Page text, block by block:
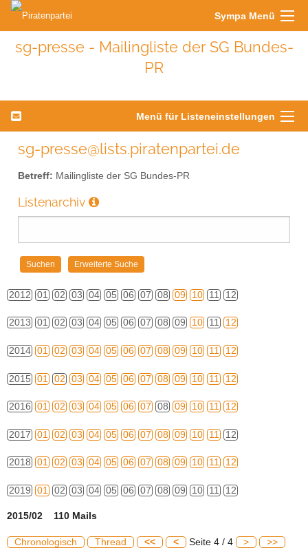
Sympa Menü
sg-presse - Mailingliste der SG Bundes-
PR
Menü für Listeneinstellungen
sg-presse@lists.piratenpartei.de
Betreff: Mailingliste der SG Bundes-PR
Listenarchiv
2012 01 02 03 04 05 06 07 08 09 10 11 12
2013 01 02 03 04 05 06 07 08 09 10 11 12
2014 01 02 03 04 05 06 07 08 09 10 11 12
2015 01 02 03 04 05 06 07 08 09 10 11 12
2016 01 02 03 04 05 06 07 08 09 10 11 12
2017 01 02 03 04 05 06 07 08 09 10 11 12
2018 01 02 03 04 05 06 07 08 09 10 11 12
2019 01 02 03 04 05 06 07 08 09 10 11 12
2015/02 110 Mails
Chronologisch Thread << < Seite 4 / 4 > >>